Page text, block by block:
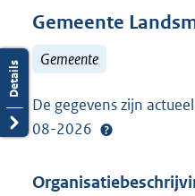
Gemeente
Gemeente
De gegevens zijn
08-2026